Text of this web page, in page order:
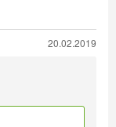
20.02.2019